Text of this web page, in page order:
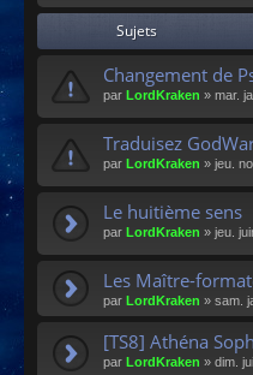
Sujets
Changement de
par LordKraken » mar.
Traduisez
par LordKraken » jeu.
Le huitième sens
par LordKraken » jeu.
Les Maître-
par LordKraken » sam.
[TS8] Athéna
par LordKraken » dim.